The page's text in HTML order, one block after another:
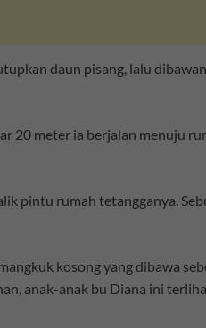
daun pisang, lalu
20 meter ia berjalan menuju
pintu rumah tetangganya.
kosong yang dibawa
anak-anak bu Diana ini